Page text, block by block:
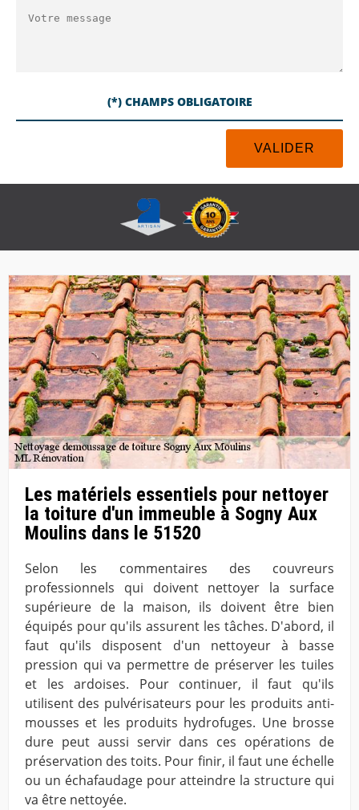
(*) CHAMPS OBLIGATOIRE
Les matériels essentiels pour nettoyer
la toiture d'un immeuble à Sogny Aux
Moulins dans le 51520
Selon les commentaires des couvreurs
professionnels qui doivent nettoyer la surface
supérieure de la maison, ils doivent être bien
équipés pour qu'ils assurent les tâches. D'abord, il
faut qu'ils disposent d'un nettoyeur à basse
pression qui va permettre de préserver les tuiles
et les ardoises. Pour continuer, il faut qu'ils
utilisent des pulvérisateurs pour les produits anti-
mousses et les produits hydrofuges. Une brosse
dure peut aussi servir dans ces opérations de
préservation des toits. Pour finir, il faut une échelle
ou un échafaudage pour atteindre la structure qui
va être nettoyée.